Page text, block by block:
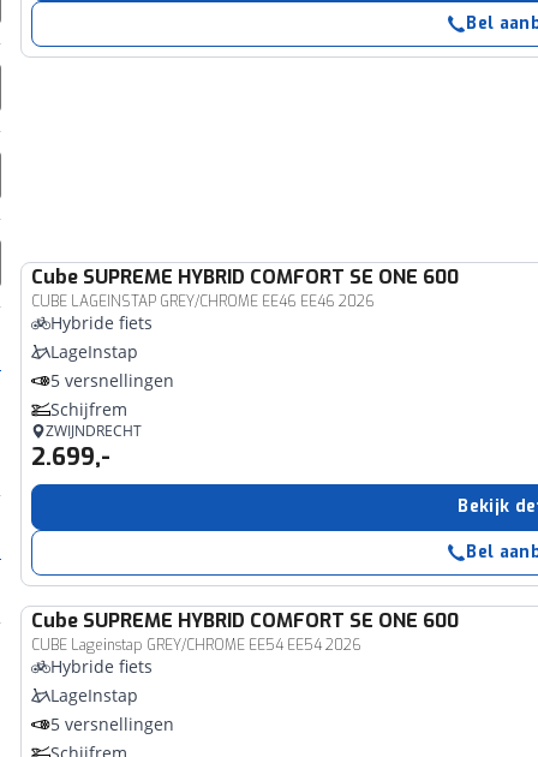
Bel
Cube SUPREME HYBRID COMFORT SE ONE 600
CUBE LAGEINSTAP GREY/CHROME EE46 EE46 2026
Hybride fiets
LageInstap
5 versnellingen
Schijfrem
ZWIJNDRECHT
2.699,-
Bekijk
Bel
Cube SUPREME HYBRID COMFORT SE ONE 600
CUBE Lageinstap GREY/CHROME EE54 EE54 2026
Hybride fiets
LageInstap
5 versnellingen